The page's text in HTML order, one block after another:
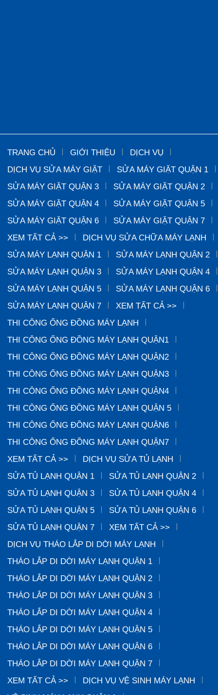
TRANG CHỦ GIỚI THIỆU
DỊCH VỤ
DỊCH VỤ SỬA MÁY GIẶT
SỬA MÁY GIẶT QUẬN 1
SỬA MÁY GIẶT QUẬN 3
SỬA MÁY GIẶT QUẬN 2
SỬA MÁY GIẶT QUẬN 4
SỬA MÁY GIẶT QUẬN 5
SỬA MÁY GIẶT QUẬN 6
SỬA MÁY GIẶT QUẬN 7
XEM TẤT CẢ >>
DỊCH VỤ SỬA CHỮA MÁY LẠNH
SỬA MÁY LẠNH QUẬN 1
SỬA MÁY LẠNH QUẬN 2
SỬA MÁY LẠNH QUẬN 3
SỬA MÁY LẠNH QUẬN 4
SỬA MÁY LẠNH QUẬN 5
SỬA MÁY LẠNH QUẬN 6
SỬA MÁY LẠNH QUẬN 7
XEM TẤT CẢ >>
THI CÔNG ỐNG ĐỒNG MÁY LẠNH
THI CÔNG ỐNG ĐỒNG MÁY LẠNH QUẬN1
THI CÔNG ỐNG ĐỒNG MÁY LẠNH QUẬN2
THI CÔNG ỐNG ĐỒNG MÁY LẠNH QUẬN3
THI CÔNG ỐNG ĐỒNG MÁY LẠNH QUẬN4
THI CÔNG ỐNG ĐỒNG MÁY LẠNH QUẬN 5
THI CÔNG ỐNG ĐỒNG MÁY LẠNH QUẬN6
THI CÔNG ỐNG ĐỒNG MÁY LẠNH QUẬN7
XEM TẤT CẢ >>
DỊCH VỤ SỬA TỦ LẠNH
SỬA TỦ LẠNH QUẬN 1
SỬA TỦ LẠNH QUẬN 2
SỬA TỦ LẠNH QUẬN 3
SỬA TỦ LẠNH QUẬN 4
SỬA TỦ LẠNH QUẬN 5
SỬA TỦ LẠNH QUẬN 6
SỬA TỦ LẠNH QUẬN 7
XEM TẤT CẢ >>
DỊCH VỤ THÁO LẮP DI DỜI MÁY LẠNH
THÁO LẮP DI DỜI MÁY LẠNH QUẬN 1
THÁO LẮP DI DỜI MÁY LẠNH QUẬN 2
THÁO LẮP DI DỜI MÁY LẠNH QUẬN 3
THÁO LẮP DI DỜI MÁY LẠNH QUẬN 4
THÁO LẮP DI DỜI MÁY LẠNH QUẬN 5
THÁO LẮP DI DỜI MÁY LẠNH QUẬN 6
THÁO LẮP DI DỜI MÁY LẠNH QUẬN 7
XEM TẤT CẢ >>
DỊCH VỤ VỆ SINH MÁY LẠNH